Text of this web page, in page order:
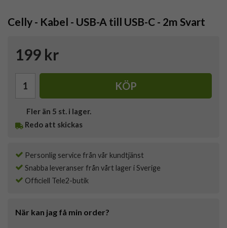
Celly - Kabel - USB-A till USB-C - 2m Svart
199 kr
KÖP
Fler än 5 st. i lager.
Redo att skickas
Personlig service från vår kundtjänst
Snabba leveranser från vårt lager i Sverige
Officiell Tele2-butik
När kan jag få min order?